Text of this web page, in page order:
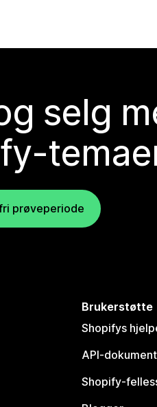
selg
prøveperiode
Brukerstøtte
Shopifys
API-
Shopify-